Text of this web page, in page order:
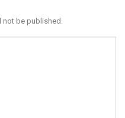
not be published.